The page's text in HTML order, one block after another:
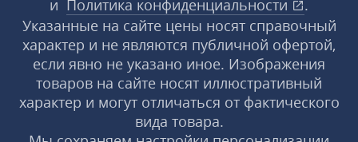
и Политика конфиденциальности
.
Указанные на сайте цены носят справочный
характер и не являются публичной офертой,
если явно не указано иное. Изображения
товаров на сайте носят иллюстративный
характер и могут отличаться от фактического
вида товара.